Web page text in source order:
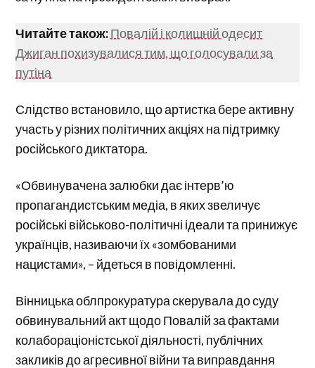
Читайте також:Повалій і колишній одесит
Джиган похизувалися тим, що голосували за
путіна
Слідство встановило, що артистка бере активну
участь у різних політичних акціях на підтримку
російського диктатора.
«Обвинувачена залюбки дає інтерв’ю
пропагандистським медіа, в яких звеличує
російські військово-політичні ідеали та принижує
українців, називаючи їх «зомбованими
нацистами», – йдеться в повідомленні.
Вінницька облпрокуратура скерувала до суду
обвинувальний акт щодо Повалій за фактами
колабораціоністської діяльності, публічних
закликів до агресивної війни та виправдання